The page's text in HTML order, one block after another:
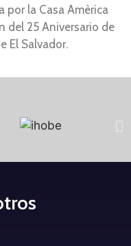
por la Casa Amèrica
del 25 Aniversario de
El Salvador.